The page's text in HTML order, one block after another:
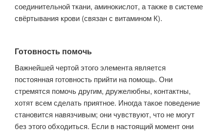
соединительной ткани, аминокислот, а также в системе
свёртывания крови (связан с витамином К).
Готовность помочь
Важнейшей чертой этого элемента является
постоянная готовность прийти на помощь. Они
стремятся помочь другим, дружелюбны, контактны,
хотят всем сделать приятное. Иногда такое поведение
становится навязчивым; они чувствуют, что не могут
без этого обходиться. Если в настоящий момент они